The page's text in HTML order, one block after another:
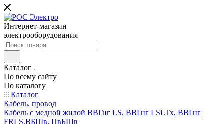
Интернет-магазин
электрооборудования
Каталог
По всему сайту
По каталогу
Каталог
Кабель, провод
Кабель с медной жилой ВВГнг LS, ВВГнг LSLTx, ВВГнг
FRLS,ВБШв, ПвБШв